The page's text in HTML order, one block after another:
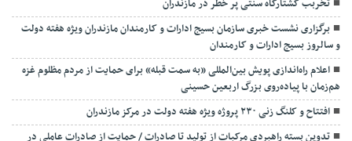
تخربب کشتارگاه سنتی پر خطر در مازندران
برگزاری نشست خبری سازمان بسیج ادارات و کارمندان مازندران ویژه هفته دولت
و سالروز بسیج ادارات و کارمندان
اعلام راه‌اندازی پویش بین‌المللی «به سمت قبله» برای حمایت از مردم مظلوم غزه
هم‌زمان با پیاده‌روی بزرگ اربعین حسینی
افتتاح و کلنگ زنی ۲۳۰ پروژه ویژه هفته دولت در مرکز مازندران
تدوین بسته راهبردی مرکبات از تولید تا صادرات / حمایت از صادرات عاملی در